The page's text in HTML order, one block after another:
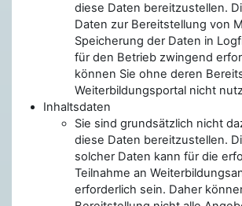
diese Daten bereitzustellen.
Daten zur Bereitstellung von
Speicherung der Daten in
für den Betrieb zwingend
können Sie ohne deren
Weiterbildungsportal nicht
Inhaltsdaten
Sie sind grundsätzlich nicht
diese Daten bereitzustellen.
solcher Daten kann für die
Teilnahme an
erforderlich sein. Daher